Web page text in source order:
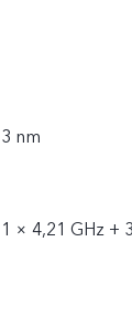
3 nm
1 × 4,21 GHz +